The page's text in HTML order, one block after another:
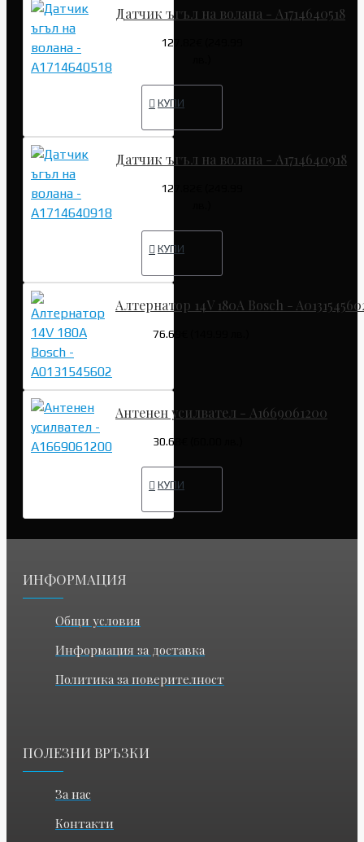
Датчик ъгъл на волана - A1714640518
127.82€ (249.99
КУПИ
Датчик ъгъл на волана - A1714640918
127.82€ (249.99
КУПИ
Алтернатор 14V 180A Bosch -
76.69€ (149.99 лв.)
Антенен усилвател - A1669061200
30.68€ (60.00 лв.)
КУПИ
ИНФОРМАЦИЯ
Общи условия
Информация за доставка
Политика за поверителност
ПОЛЕЗНИ ВРЪЗКИ
За нас
Контакти